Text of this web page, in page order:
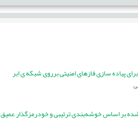
پیاده سازی فازهای امنیتی برروی شبکه ی ابر
بر اساس خوشه‌بندی ترتیبی و خودرمزگذار عمیق